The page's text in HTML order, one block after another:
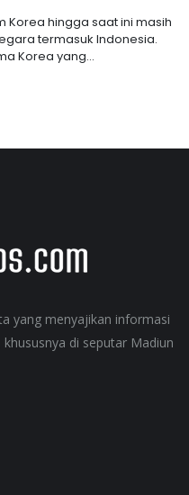
Korea hingga saat ini masih
termasuk Indonesia.
Korea yang...
yang menyajikan informasi
di seputar Madiun